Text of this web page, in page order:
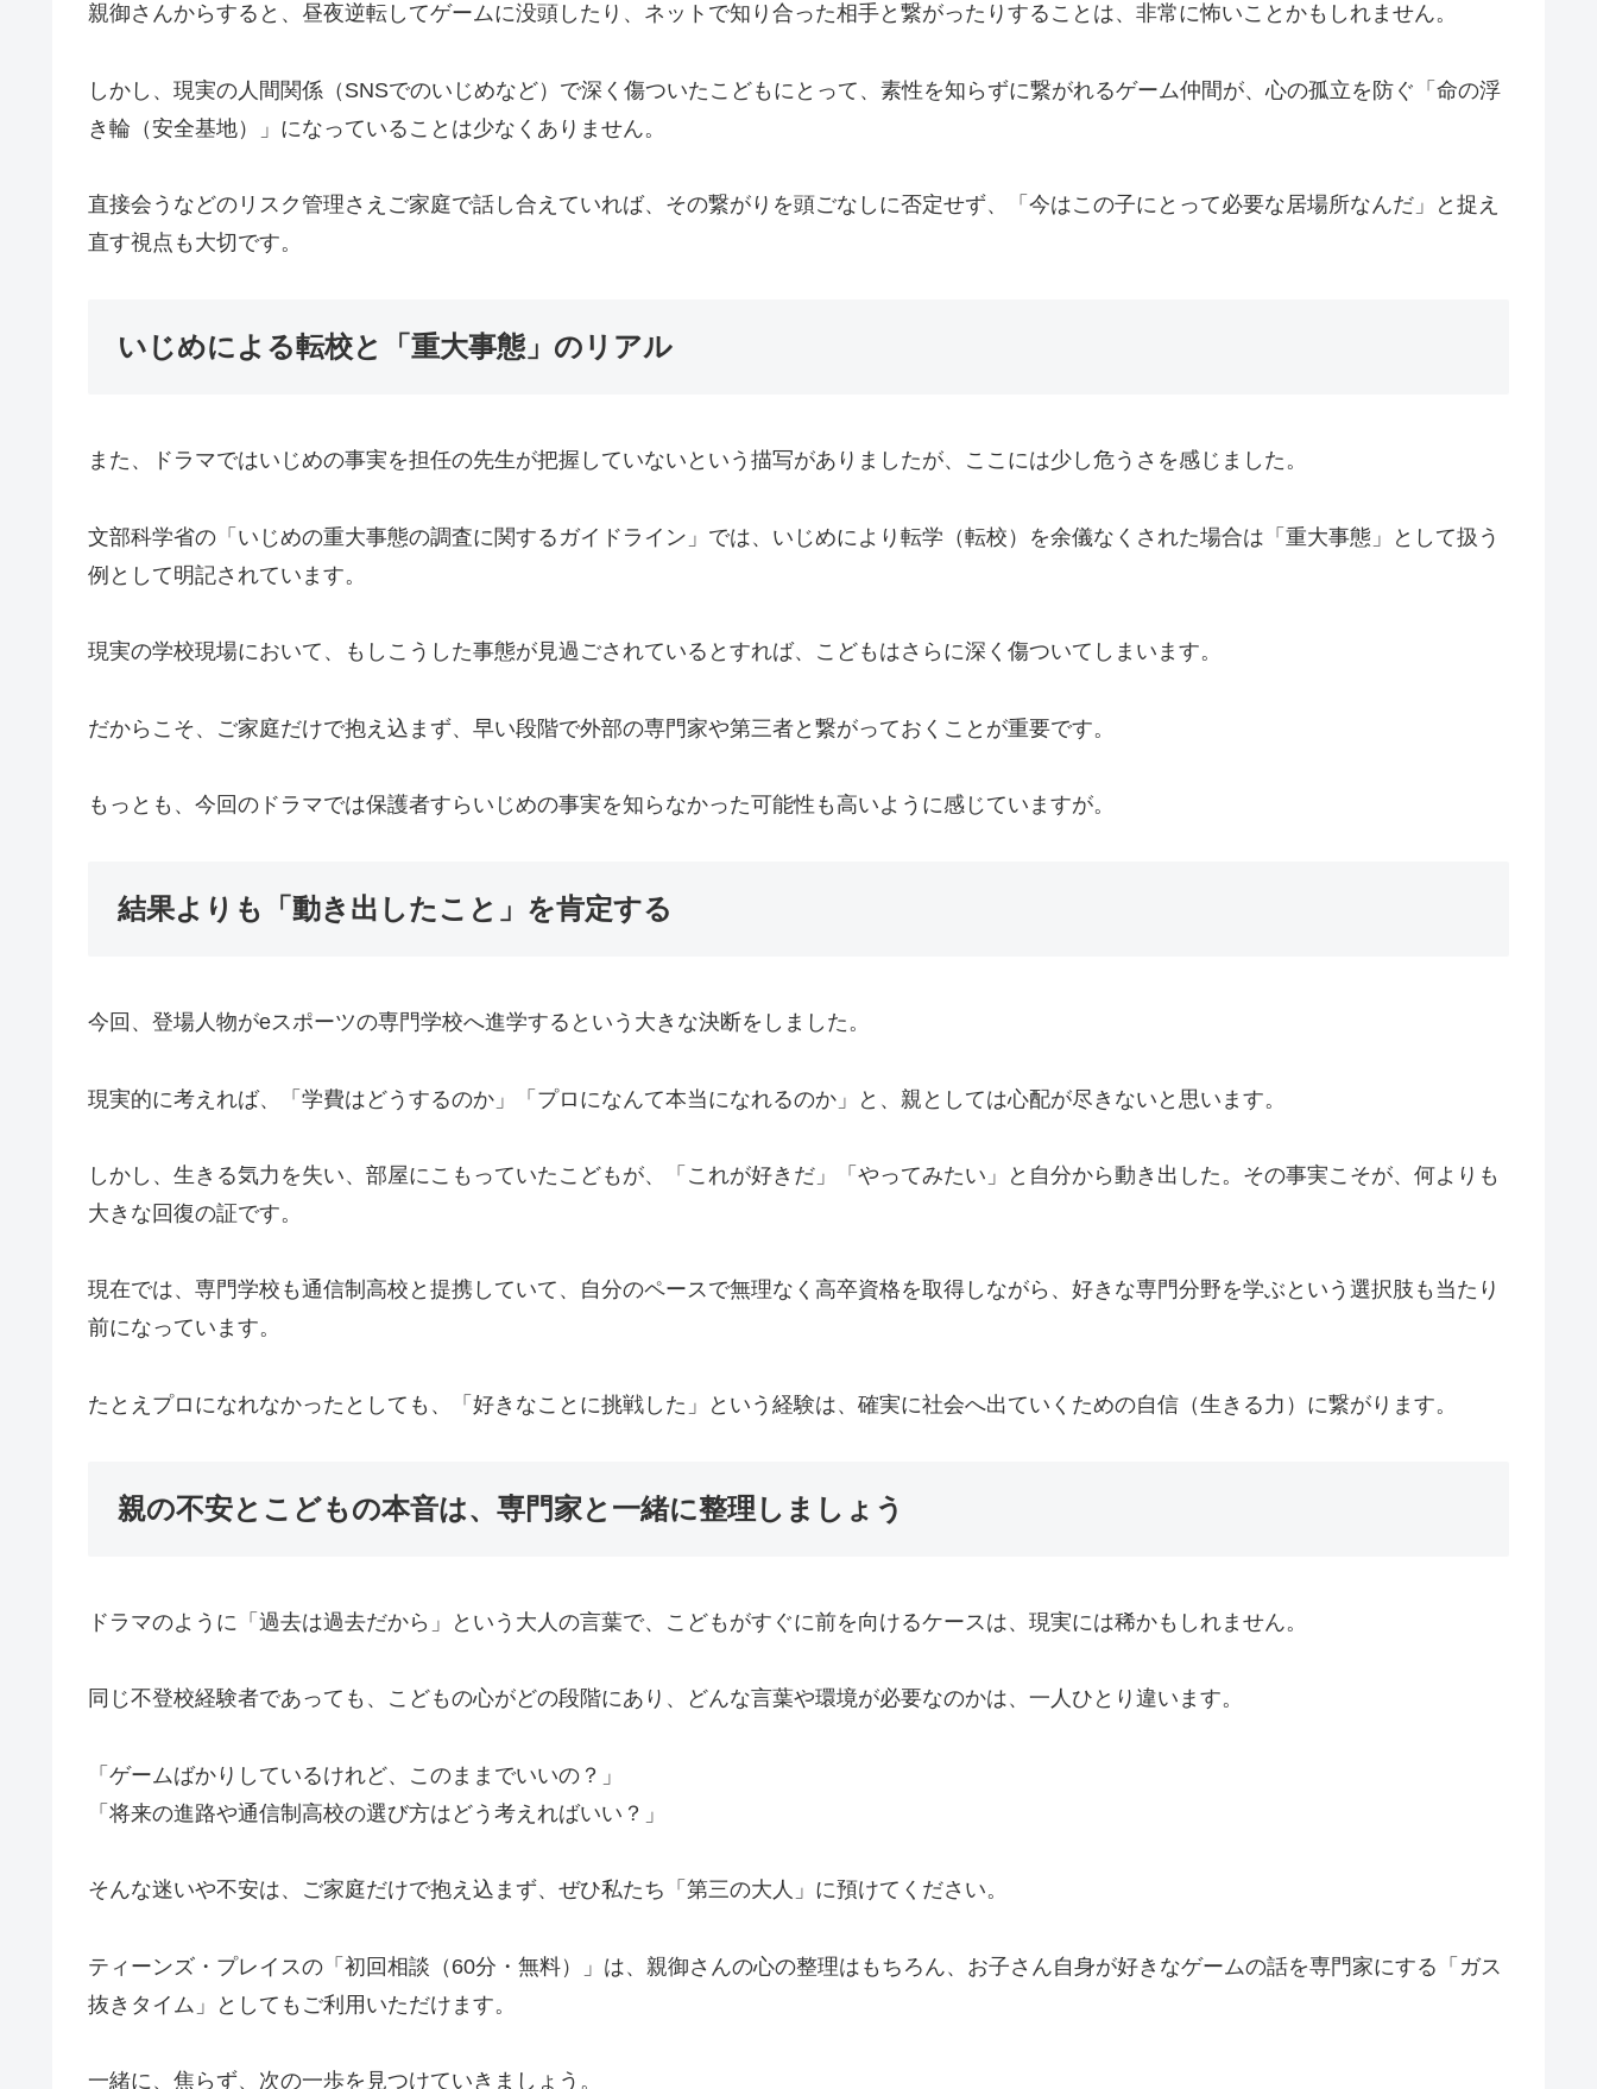
親御さんからすると、昼夜逆転してゲームに没頭したり、ネットで知り合った相手と繋がったりすることは、非常に怖いことかもしれません。
しかし、現実の人間関係（SNSでのいじめなど）で深く傷ついたこどもにとって、素性を知らずに繋がれるゲーム仲間が、心の孤立を防ぐ「命の浮
き輪（安全基地）」になっていることは少なくありません。
直接会うなどのリスク管理さえご家庭で話し合えていれば、その繋がりを頭ごなしに否定せず、「今はこの子にとって必要な居場所なんだ」と捉え
直す視点も大切です。
いじめによる転校と「重大事態」のリアル
また、ドラマではいじめの事実を担任の先生が把握していないという描写がありましたが、ここには少し危うさを感じました。
文部科学省の「いじめの重大事態の調査に関するガイドライン」では、いじめにより転学（転校）を余儀なくされた場合は「重大事態」として扱う
例として明記されています。
現実の学校現場において、もしこうした事態が見過ごされているとすれば、こどもはさらに深く傷ついてしまいます。
だからこそ、ご家庭だけで抱え込まず、早い段階で外部の専門家や第三者と繋がっておくことが重要です。
もっとも、今回のドラマでは保護者すらいじめの事実を知らなかった可能性も高いように感じていますが。
結果よりも「動き出したこと」を肯定する
今回、登場人物がeスポーツの専門学校へ進学するという大きな決断をしました。
現実的に考えれば、「学費はどうするのか」「プロになんて本当になれるのか」と、親としては心配が尽きないと思います。
しかし、生きる気力を失い、部屋にこもっていたこどもが、「これが好きだ」「やってみたい」と自分から動き出した。その事実こそが、何よりも
大きな回復の証です。
現在では、専門学校も通信制高校と提携していて、自分のペースで無理なく高卒資格を取得しながら、好きな専門分野を学ぶという選択肢も当たり
前になっています。
たとえプロになれなかったとしても、「好きなことに挑戦した」という経験は、確実に社会へ出ていくための自信（生きる力）に繋がります。
親の不安とこどもの本音は、専門家と一緒に整理しましょう
ドラマのように「過去は過去だから」という大人の言葉で、こどもがすぐに前を向けるケースは、現実には稀かもしれません。
同じ不登校経験者であっても、こどもの心がどの段階にあり、どんな言葉や環境が必要なのかは、一人ひとり違います。
「ゲームばかりしているけれど、このままでいいの？」
「将来の進路や通信制高校の選び方はどう考えればいい？」
そんな迷いや不安は、ご家庭だけで抱え込まず、ぜひ私たち「第三の大人」に預けてください。
ティーンズ・プレイスの「初回相談（60分・無料）」は、親御さんの心の整理はもちろん、お子さん自身が好きなゲームの話を専門家にする「ガス
抜きタイム」としてもご利用いただけます。
一緒に、焦らず、次の一歩を見つけていきましょう。